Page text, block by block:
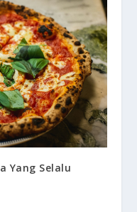
Yang Selalu